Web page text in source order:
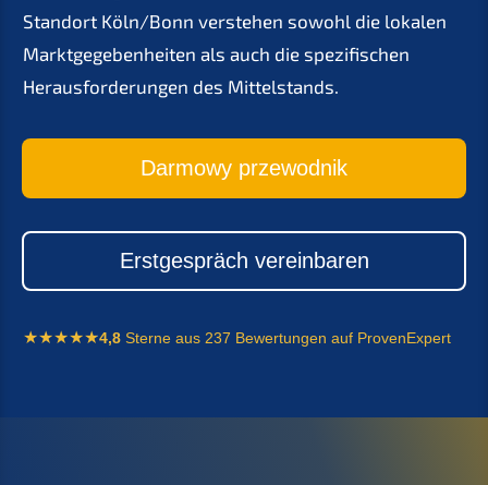
Stand­ort Köln/Bonn verste­hen sowohl die lokalen
Markt­ge­ge­ben­hei­ten als auch die spezi­fi­schen
Heraus­for­de­run­gen des Mittelstands.
Darmo­wy przewodnik
Erstge­spräch vereinbaren
4,8 Sterne aus 237 Bewer­tun­gen auf ProvenExpert